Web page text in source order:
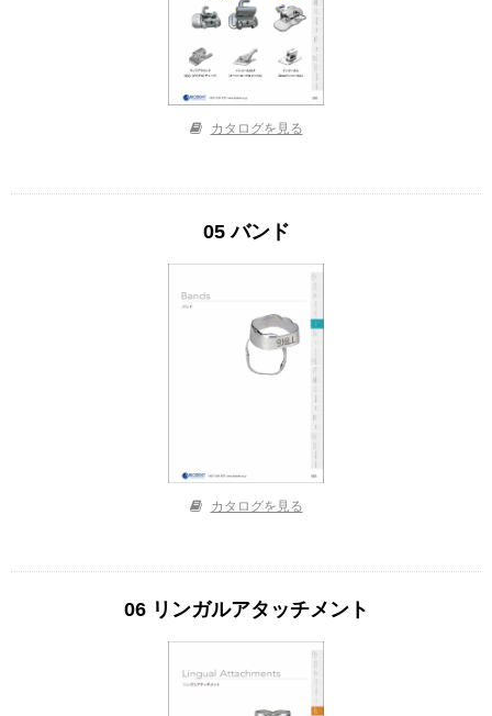
カタログを見る
05 バンド
カタログを見る
06 リンガルアタッチメント